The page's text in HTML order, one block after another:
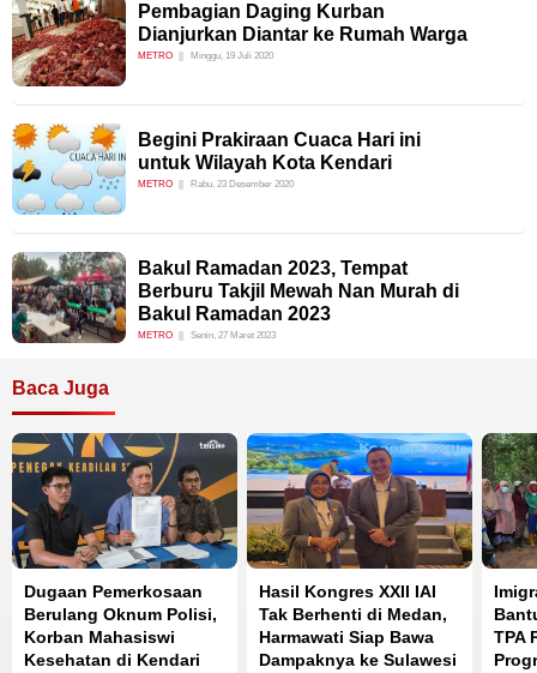
Pembagian Daging Kurban
Dianjurkan Diantar ke Rumah Warga
METRO Minggu, 19 Juli 2020
Begini Prakiraan Cuaca Hari ini
untuk Wilayah Kota Kendari
METRO Rabu, 23 Desember 2020
Bakul Ramadan 2023, Tempat
Berburu Takjil Mewah Nan Murah di
Bakul Ramadan 2023
METRO Senin, 27 Maret 2023
Baca Juga
Dugaan Pemerkosaan
Berulang Oknum Polisi,
Korban Mahasiswi
Kesehatan di Kendari
Hasil Kongres XXII IAI
Tak Berhenti di Medan,
Harmawati Siap Bawa
Dampaknya ke Sulawesi
TPA